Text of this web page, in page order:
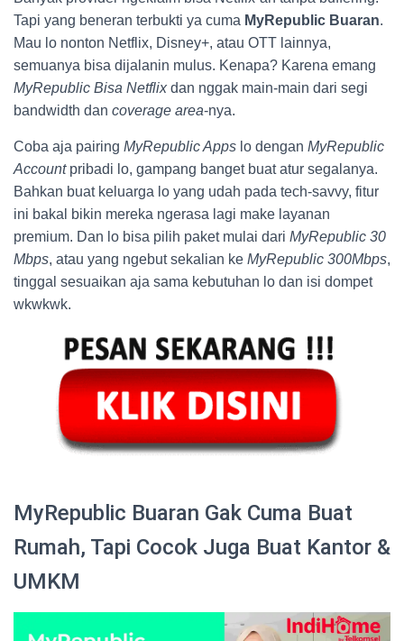
Tapi yang beneran terbukti ya cuma MyRepublic Buaran.
Mau lo nonton Netflix, Disney+, atau OTT lainnya,
semuanya bisa dijalanin mulus. Kenapa? Karena emang
MyRepublic Bisa Netflixdan nggak main-main dari segi
bandwidth dan coverage area-nya.
Coba aja pairing MyRepublic Apps lo dengan MyRepublic
Accountpribadi lo, gampang banget buat atur segalanya.
Bahkan buat keluarga lo yang udah pada tech-savvy, fitur
ini bakal bikin mereka ngerasa lagi make layanan
premium. Dan lo bisa pilih paket mulai dari MyRepublic 30
Mbps, atau yang ngebut sekalian ke MyRepublic 300Mbps,
tinggal sesuaikan aja sama kebutuhan lo dan isi dompet
wkwkwk.
MyRepublic Buaran Gak Cuma Buat
Rumah, Tapi Cocok Juga Buat Kantor &
UMKM